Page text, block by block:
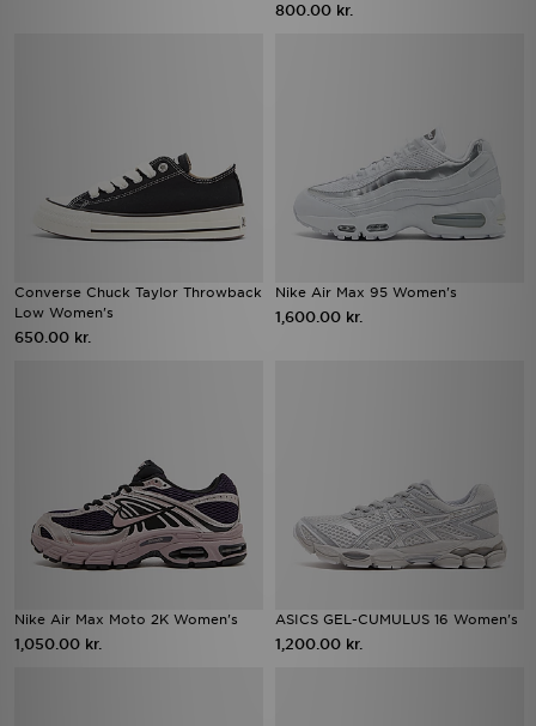
800.00 kr.
Converse Chuck Taylor Throwback
Low Women's
650.00 kr.
Nike Air Max 95 Women's
1,600.00 kr.
Nike Air Max Moto 2K Women's
1,050.00 kr.
ASICS GEL-CUMULUS 16 Women's
1,200.00 kr.